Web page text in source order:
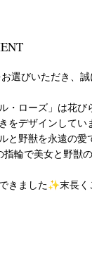
選びいただき、誠
・ローズ」は花び
デザインしてい
と野獣を永遠の愛
輪で美女と野獣
きました✨末長